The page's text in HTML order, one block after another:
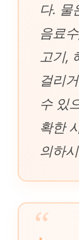
다. 물
음료
고기,
걸리
수 있
확한
의하